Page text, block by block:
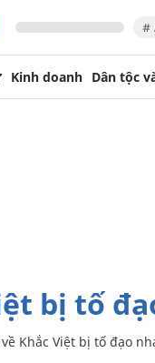
#
Kinh doanh Dân tộc
bị tố
Khắc Việt bị tố đạo